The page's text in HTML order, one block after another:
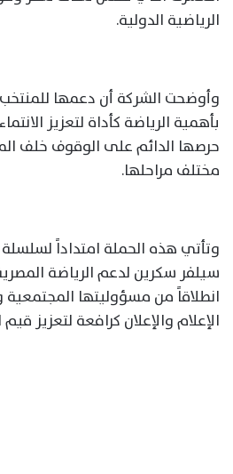
الرياضية الدولية.
وأوضحت الشركة أن دعمها للمنتخب
بأهمية الرياضة كأداة لتعزيز
حرصها الدائم على الوقوف خلف
مختلف مراحلها.
وتأتي هذه الحملة امتداداً
سيلفر سكرين لدعم الرياضة
انطلاقاً من مسؤوليتها
الإعلام والإعلان كرافعة لتعزيز